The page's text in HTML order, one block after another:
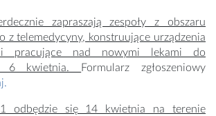
zapraszają zespoły z obszaru
z telemedycyny, konstruujące urządzenia
pracujące nad nowymi lekami do
6 kwietnia.
Formularz zgłoszeniowy
1 odbędzie się 14 kwietnia na terenie